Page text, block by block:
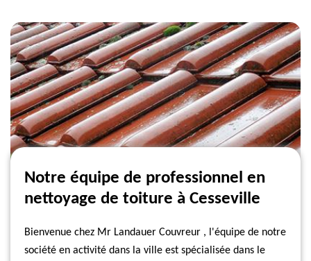
Notre équipe de professionnel en
nettoyage de toiture à Cesseville
Bienvenue chez Mr Landauer Couvreur , l'équipe de notre
société en activité dans la ville est spécialisée dans le